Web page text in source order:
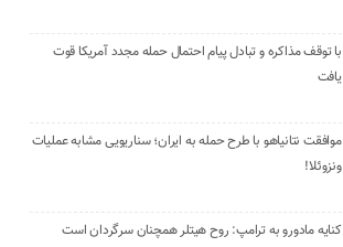
با توقف مذاکره و تبادل پیام احتمال حمله مجدد آمریکا قوت
یافت
موافقت نتانیاهو با طرح حمله به ایران؛ سناریویی مشابه عملیات
ونزوئلا!
کنایه مادورو به ترامپ: روح هیتلر همچنان سرگردان است